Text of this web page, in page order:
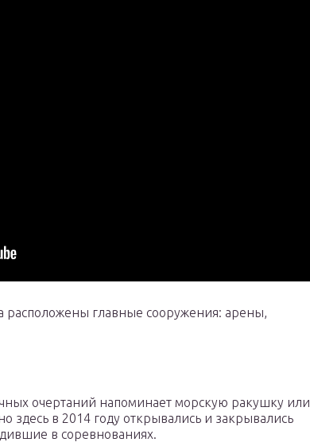
расположены главные сооружения: арены,
очертаний напоминает морскую ракушку или
в 2014 году открывались и закрывались
в соревнованиях.